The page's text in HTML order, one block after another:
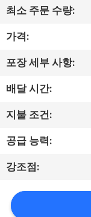
우
리
에
대
하
여
장
최소 주문 수량:
가격:
포장 세부 사항:
배달 시간:
지불 조건:
공급 능력:
강조점: